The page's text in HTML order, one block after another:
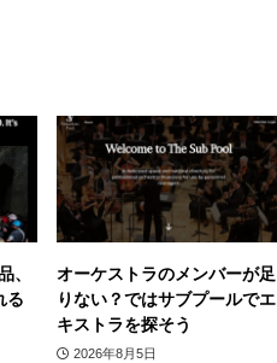
、
る
オーケストラのメンバーが足
りない？ではサブプールでエ
キストラを探そう
2026年8月5日